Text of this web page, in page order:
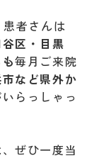
者さんは
区・目黒
毎月ご来院
など県外か
らっしゃっ
ぜひ一度当